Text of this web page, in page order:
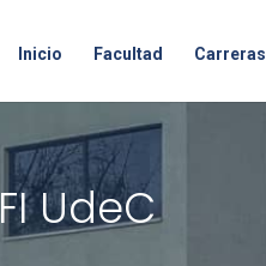
Inicio Facultad Carreras
FI UdeC